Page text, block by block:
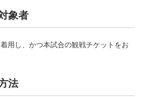
象者
用し、かつ本試合の観戦チケットをお
法